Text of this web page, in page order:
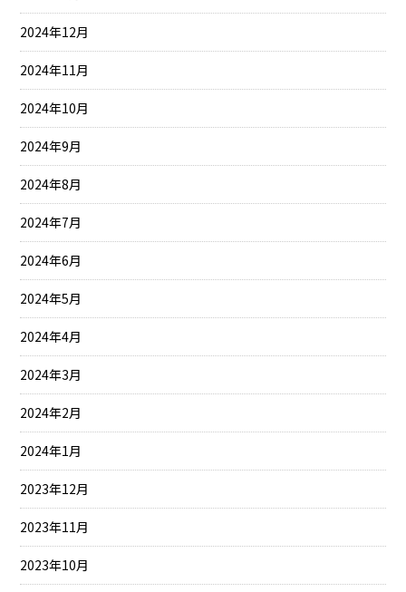
2024年12月
2024年11月
2024年10月
2024年9月
2024年8月
2024年7月
2024年6月
2024年5月
2024年4月
2024年3月
2024年2月
2024年1月
2023年12月
2023年11月
2023年10月